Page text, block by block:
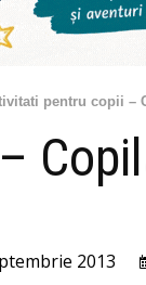
pentru copii –
2013